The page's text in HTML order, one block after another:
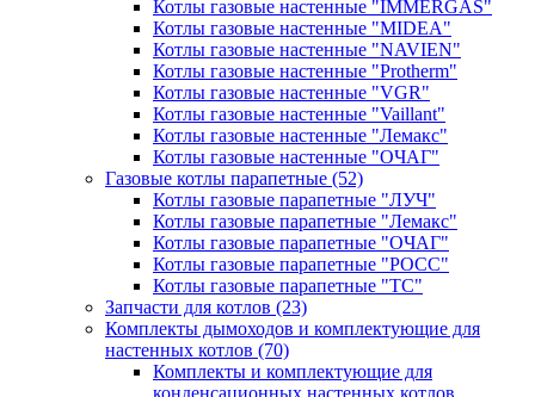
Котлы газовые настенные "IMMERGAS"
Котлы газовые настенные "MIDEA"
Котлы газовые настенные "NAVIEN"
Котлы газовые настенные "Protherm"
Котлы газовые настенные "VGR"
Котлы газовые настенные "Vaillant"
Котлы газовые настенные "Лемакс"
Котлы газовые настенные "ОЧАГ"
Газовые котлы парапетные (52)
Котлы газовые парапетные "ЛУЧ"
Котлы газовые парапетные "Лемакс"
Котлы газовые парапетные "ОЧАГ"
Котлы газовые парапетные "РОСС"
Котлы газовые парапетные "ТС"
Запчасти для котлов (23)
Комплекты дымоходов и комплектующие для
настенных котлов (70)
Комплекты и комплектующие для
конденсационных настенных котлов